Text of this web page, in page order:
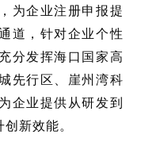
为企业注册申报提
道，针对企业个性
分发挥海口国家高
先行区、崖州湾科
企业提供从研发到
新效能。